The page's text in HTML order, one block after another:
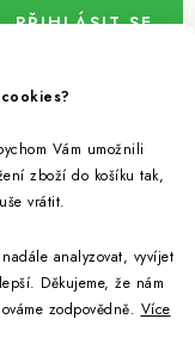
Vám umožnili
zboží do košíku tak,
vrátit.
analyzovat, vyvíjet
Děkujeme, že nám
zodpovědně. Více
osobních údajů
PŘIHLÁSIT SE